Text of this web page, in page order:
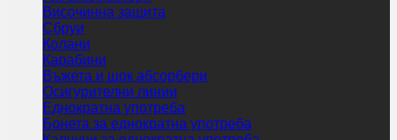
Височинна защита
Сбруи
Колани
Карабини
Въжета и шок абсорбери
Осигурителни линии
Еднократна употреба
Бонета за еднократна употреба